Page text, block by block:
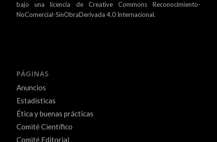
bajo unalicencia de Creative Commons Reconocimiento-
NoComercial-SinObraDerivada 4.0 Internacional.
PÁGINAS
Anuncios
Estadísticas
Ética y buenas prácticas
Comité Científico
Comité Editorial